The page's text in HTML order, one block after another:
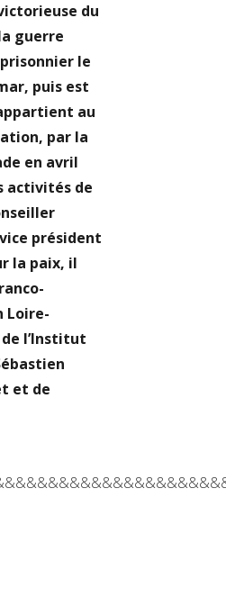
du
guerre
le
puis est
au
par la
en avril
activités de
président
la paix, il
Loire-
l’Institut
et de